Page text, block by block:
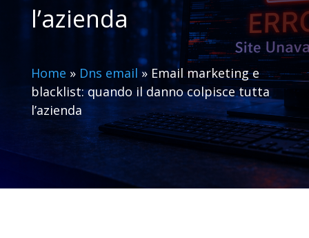
l’azienda
Home » Dns email » Email marketing e
blacklist: quando il danno colpisce tutta
l’azienda